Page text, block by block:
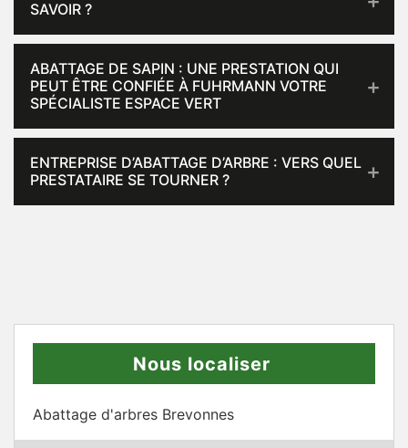
SAVOIR ?
ABATTAGE DE SAPIN : UNE PRESTATION QUI
PEUT ÊTRE CONFIÉE À FUHRMANN VOTRE
SPÉCIALISTE ESPACE VERT
ENTREPRISE D’ABATTAGE D’ARBRE : VERS QUEL
PRESTATAIRE SE TOURNER ?
Nous localiser
Abattage d'arbres Brevonnes